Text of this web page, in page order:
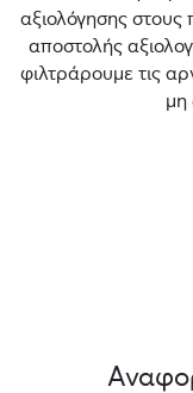
αξιολόγησης
αποστολής
φιλτράρουμε τις
μη